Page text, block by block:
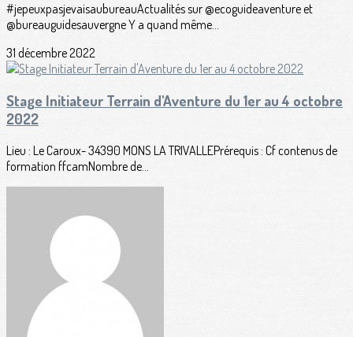
#jepeuxpasjevaisaubureauActualités sur @ecoguideaventure et
@bureauguidesauvergne Y a quand même...
31 décembre 2022
Stage Initiateur Terrain d'Aventure du 1er au 4 octobre
2022
Lieu : Le Caroux- 34390 MONS LA TRIVALLEPrérequis : Cf contenus de
formation ffcamNombre de...